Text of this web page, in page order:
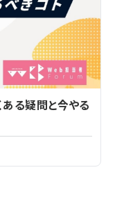
ある疑問と今やる